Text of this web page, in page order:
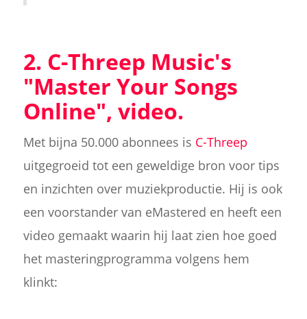
2. C-Threep Music's
"Master Your Songs
Online", video.
Met bijna 50.000 abonnees is C-Threep
uitgegroeid tot een geweldige bron voor tips
en inzichten over muziekproductie. Hij is ook
een voorstander van eMastered en heeft een
video gemaakt waarin hij laat zien hoe goed
het masteringprogramma volgens hem
klinkt: